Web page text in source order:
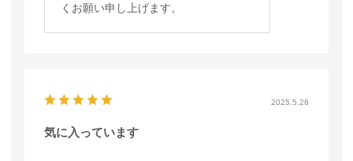
くお願い申し上げます。
2025.5.28
気に入っています